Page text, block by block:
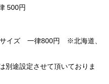
500円
サイズ 一律800円 ※北海道、
別途設定させて頂いておりま